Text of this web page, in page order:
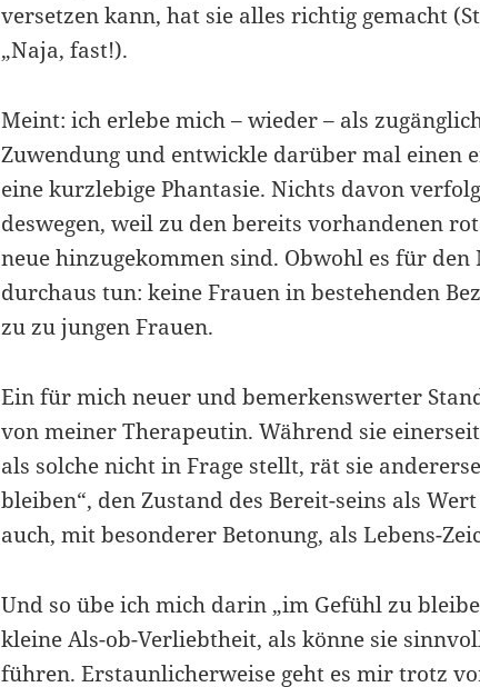
versetzen kann, hat sie alles richtig gemacht
„Naja, fast!).
Meint: ich erlebe mich – wieder – als
Zuwendung und entwickle darüber mal einen
eine kurzlebige Phantasie. Nichts davon
deswegen, weil zu den bereits vorhandenen
neue hinzugekommen sind. Obwohl es für
durchaus tun: keine Frauen in bestehenden
zu zu jungen Frauen.
Ein für mich neuer und bemerkenswerter
von meiner Therapeutin. Während sie
als solche nicht in Frage stellt, rät sie
bleiben“, den Zustand des Bereit-seins als
auch, mit besonderer Betonung, als Lebens-
Und so übe ich mich darin „im Gefühl zu
kleine Als-ob-Verliebtheit, als könne sie
führen. Erstaunlicherweise geht es mir trotz